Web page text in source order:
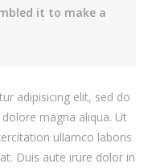
it to make a
adipisicing elit, sed do
magna aliqua. Ut
ullamco laboris
Duis aute irure dolor in